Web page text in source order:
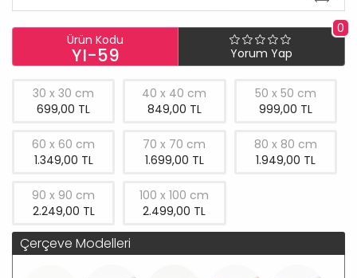
Ürün Kodu
YI-59
0
Yorum Yap
30 x 30 cm
699,00 TL
40 x 40 cm
849,00 TL
50 x 50 cm
999,00 TL
60 x 60 cm
1.349,00 TL
70 x 70 cm
1.699,00 TL
80 x 80 cm
1.949,00 TL
90 x 90 cm
2.249,00 TL
100 x 100 cm
2.499,00 TL
Çerçeve Modelleri